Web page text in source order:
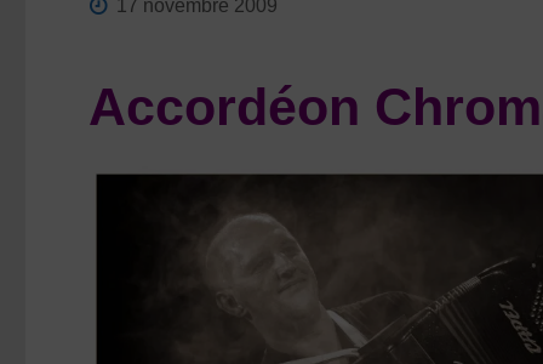
17 novembre 2009
Accordéon